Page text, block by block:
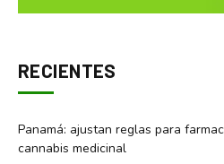
RECIENTES
Panamá: ajustan reglas para
cannabis medicinal